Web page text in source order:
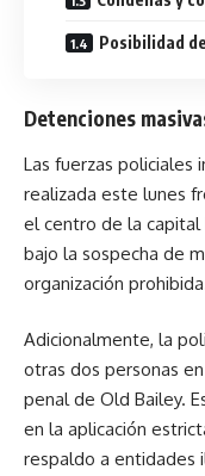
Posibilidad
Detenciones
Las fuerzas policiales
realizada este lunes
el centro de la capital
bajo la sospecha de
organización
Adicionalmente, la
otras dos personas
penal de Old Bailey.
en la aplicación
respaldo a entidades